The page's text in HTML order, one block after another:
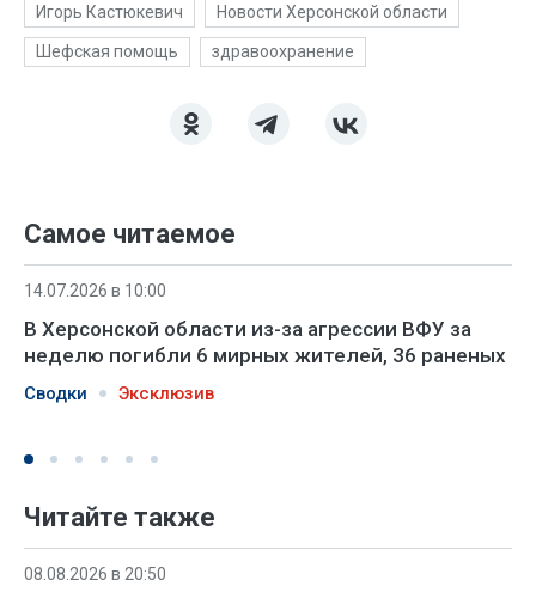
Игорь Кастюкевич Новости Херсонской области
Шефская помощь здравоохранение
Самое читаемое
14.07.2026 в 10:00
В Херсонской области из-за агрессии ВФУ за
неделю погибли 6 мирных жителей, 36 раненых
Сводки Эксклюзив
Читайте также
08.08.2026 в 20:50